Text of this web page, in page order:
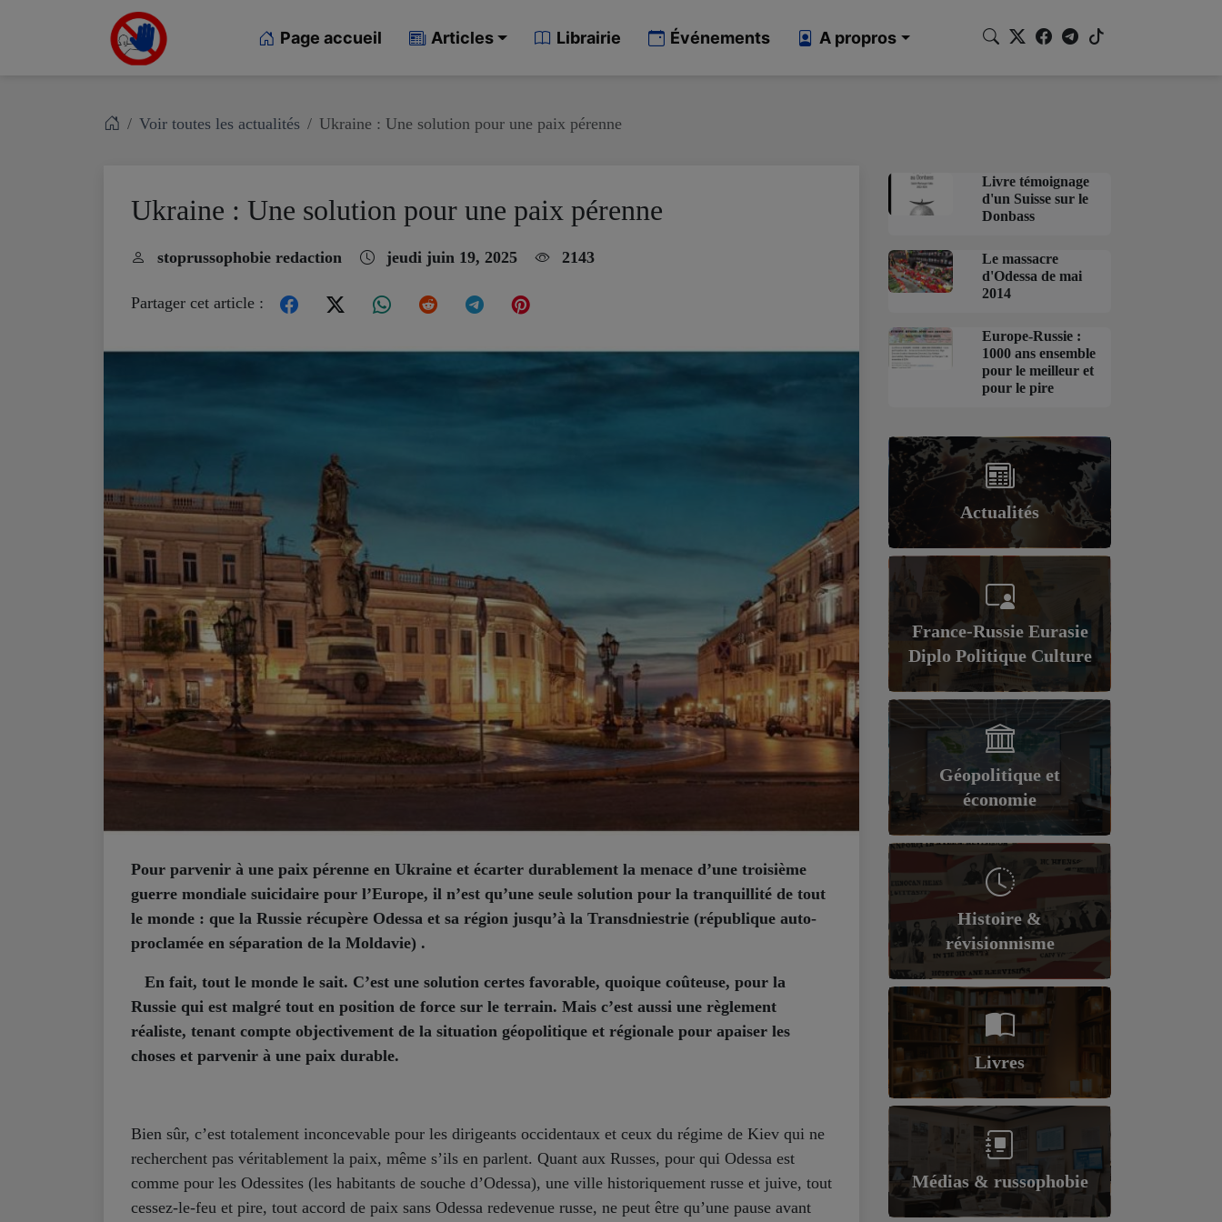
Page accueil Articles Librairie Événements A propros
Voir toutes les actualités Ukraine : Une solution pour une paix pérenne
Ukraine : Une solution pour une paix pérenne
stoprussophobie redaction jeudi juin 19, 2025 2143
Partager cet article :
Pour parvenir à une paix pérenne en Ukraine et écarter durablement la menace d’une troisième
guerre mondiale suicidaire pour l’Europe, il n’est qu’une seule solution pour la tranquillité de tout
le monde : que la Russie récupère Odessa et sa région jusqu’à la Transdniestrie (république auto-
proclamée en séparation de la Moldavie) .
En fait, tout le monde le sait. C’est une solution certes favorable, quoique coûteuse, pour la
Russie qui est malgré tout en position de force sur le terrain. Mais c’est aussi une règlement
réaliste, tenant compte objectivement de la situation géopolitique et régionale pour apaiser les
choses et parvenir à une paix durable.
Bien sûr, c’est totalement inconcevable pour les dirigeants occidentaux et ceux du régime de Kiev qui ne
recherchent pas véritablement la paix, même s’ils en parlent. Quant aux Russes, pour qui Odessa est
comme pour les Odessites (les habitants de souche d’Odessa), une ville historiquement russe et juive, tout
cessez-le-feu et pire, tout accord de paix sans Odessa redevenue russe, ne peut être qu’une pause avant
Livre témoignage
d'un Suisse sur le
Donbass
Le massacre
d'Odessa de mai
2014
Europe-Russie :
1000 ans ensemble
pour le meilleur et
pour le pire
Actualités
France-Russie Eurasie
Diplo Politique Culture
Géopolitique et
économie
Histoire &
révisionnisme
Livres
Médias & russophobie